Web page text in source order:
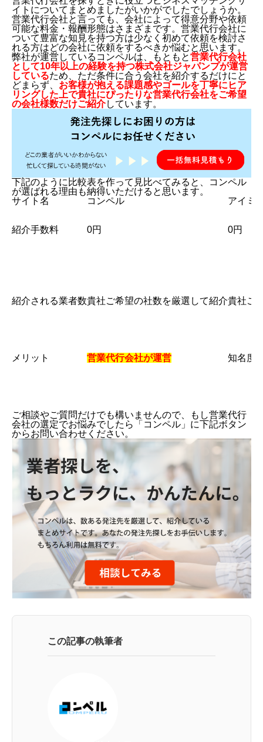
イトについてまとめましたがいかがでしたでしょうか。
営業代行会社と言っても、会社によって得意分野や依頼
可能な料金・報酬形態はさまざまです。営業代行会社に
ついて豊富な知見を持つ方は少なく初めて依頼を検討さ
れる方はどの会社に依頼をするべきか悩むと思います。
弊社が運営しているコンペルは、もともと営業代行会社
として10年以上の経験を持つ株式会社ジャパンプが運営
しているため、ただ条件に合う会社を紹介するだけにと
どまらず、 お客様が抱える課題感やゴールを丁寧にヒア
リングした上で貴社にぴったりな営業代行会社をご希望
の会社様数だけご紹介しています。
下記のように比較表を作って見比べてみると、コンペル
が選ばれる理由も納得いただけると思います。
サイト名
コンペル アイミ
紹介手数料 0円 0円
紹介される業者数貴社ご希望の社数を厳選して紹介貴社ご
メリット 営業代行会社が運営 知名度
ご相談やご質問だけでも構いませんので、もし営業代行
会社の選定でお悩みでしたら「コンペル」に下記ボタン
からお問い合わせください。
この記事の執筆者